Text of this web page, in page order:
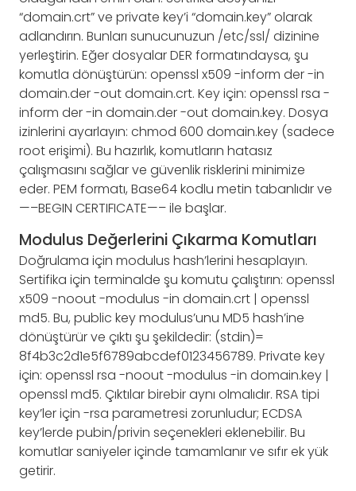
“domain.crt” ve private key’i “domain.key” olarak
adlandırın. Bunları sunucunuzun /etc/ssl/ dizinine
yerleştirin. Eğer dosyalar DER formatındaysa, şu
komutla dönüştürün: openssl x509 -inform der -in
domain.der -out domain.crt. Key için: openssl rsa -
inform der -in domain.der -out domain.key. Dosya
izinlerini ayarlayın: chmod 600 domain.key (sadece
root erişimi). Bu hazırlık, komutların hatasız
çalışmasını sağlar ve güvenlik risklerini minimize
eder. PEM formatı, Base64 kodlu metin tabanlıdır ve
—–BEGIN CERTIFICATE—– ile başlar.
Modulus Değerlerini Çıkarma Komutları
Doğrulama için modulus hash’lerini hesaplayın.
Sertifika için terminalde şu komutu çalıştırın: openssl
x509 -noout -modulus -in domain.crt | openssl
md5. Bu, public key modulus’unu MD5 hash’ine
dönüştürür ve çıktı şu şekildedir: (stdin)=
8f4b3c2d1e5f6789abcdef0123456789. Private key
için: openssl rsa -noout -modulus -in domain.key |
openssl md5. Çıktılar birebir aynı olmalıdır. RSA tipi
key’ler için -rsa parametresi zorunludur; ECDSA
key’lerde pubin/privin seçenekleri eklenebilir. Bu
komutlar saniyeler içinde tamamlanır ve sıfır ek yük
getirir.